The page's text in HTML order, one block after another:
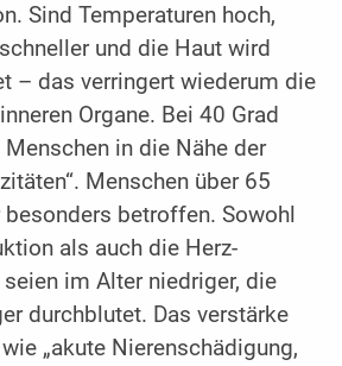
Sind Temperaturen hoch,
und die Haut wird
– das verringert wiederum die
Organe. Bei 40 Grad
Menschen in die Nähe der
Menschen über 65
betroffen. Sowohl
als auch die Herz-
seien im Alter niedriger, die
durchblutet. Das verstärke
„akute Nierenschädigung,